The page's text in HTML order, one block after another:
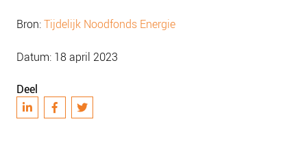
Bron:Tijdelijk Noodfonds Energie
Datum: 18 april 2023
Deel